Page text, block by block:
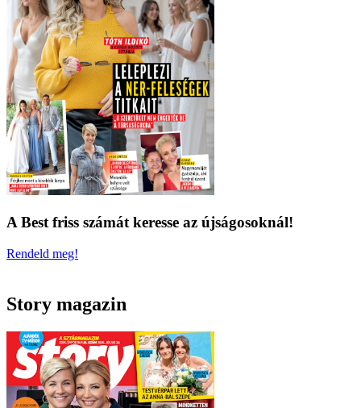
A Best friss számát keresse az újságosoknál!
Rendeld meg!
Story magazin